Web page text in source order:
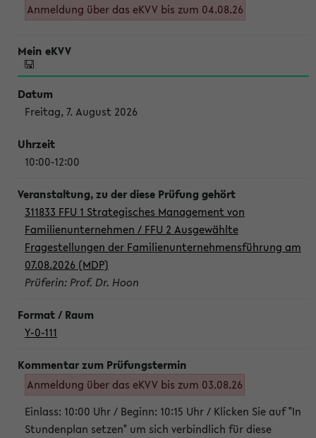
Anmeldung über das eKVV bis zum 04.08.26
Freitag, 7. August 2026
10:00-12:00
311833 FFU 1 Strategisches Management von
Familienunternehmen / FFU 2 Ausgewählte
Fragestellungen der Familienunternehmensführung am
07.08.2026 (MDP)
Prüferin: Prof. Dr. Hoon
Y-0-111
Anmeldung über das eKVV bis zum 03.08.26
Einlass: 10:00 Uhr / Beginn: 10:15 Uhr / Klicken Sie auf "In
Stundenplan setzen" um sich verbindlich für diese